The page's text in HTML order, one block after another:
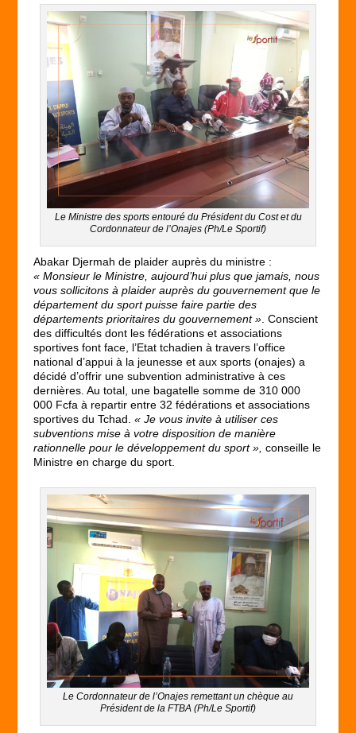
Le Ministre des sports entouré du Président du Cost et du
Cordonnateur de l’Onajes (Ph/Le Sportif)
Abakar Djermah de plaider auprès du ministre :
« Monsieur le Ministre, aujourd’hui plus que jamais, nous
vous sollicitons à plaider auprès du gouvernement que le
département du sport puisse faire partie des
départements prioritaires du gouvernement ». Conscient
des difficultés dont les fédérations et associations
sportives font face, l’Etat tchadien à travers l’office
national d’appui à la jeunesse et aux sports (onajes) a
décidé d’offrir une subvention administrative à ces
dernières. Au total, une bagatelle somme de 310 000
000 Fcfa à repartir entre 32 fédérations et associations
sportives du Tchad.« Je vous invite à utiliser ces
subventions mise à votre disposition de manière
rationnelle pour le développement du sport », conseille le
Ministre en charge du sport.
Le Cordonnateur de l’Onajes remettant un chèque au
Président de la FTBA (Ph/Le Sportif)